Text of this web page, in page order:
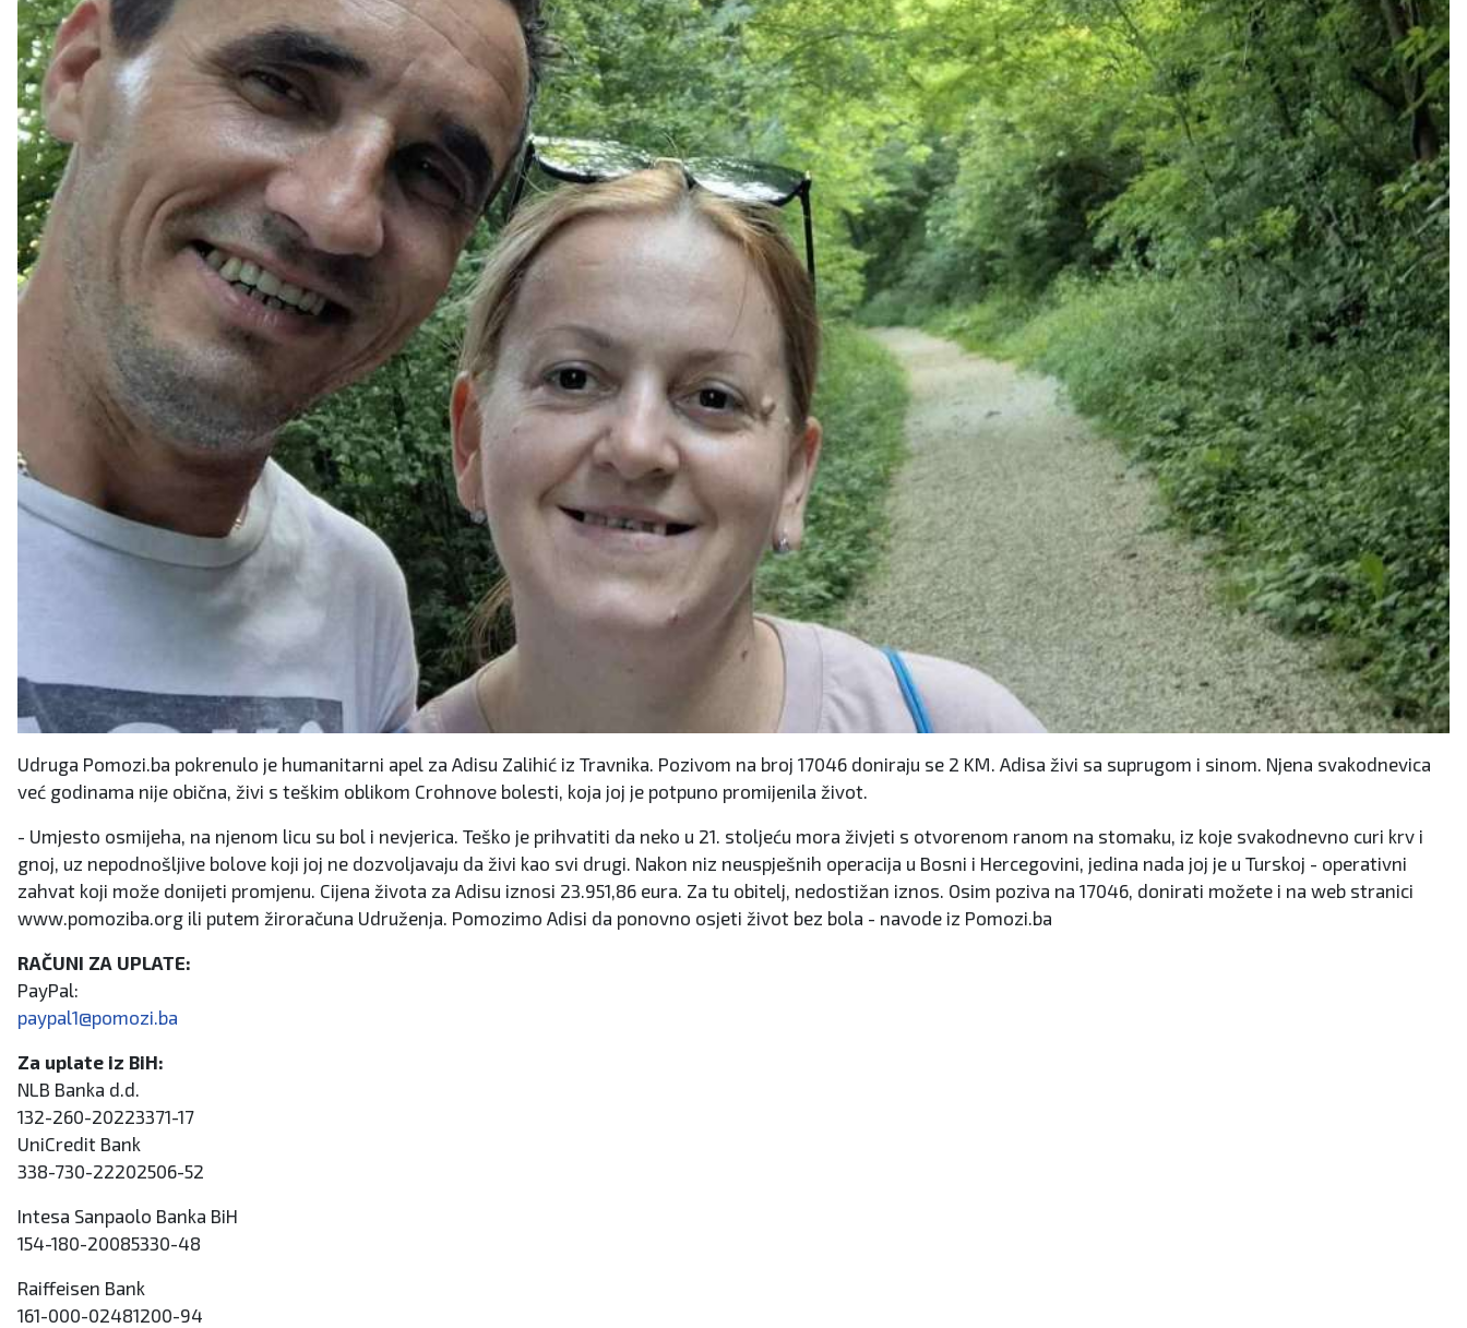
Udruga Pomozi.ba pokrenulo je humanitarni apel za Adisu Zalihić iz Travnika. Pozivom na broj 17046 doniraju se 2 KM. Adisa živi sa suprugom i sinom. Njena svakodnevica
već godinama nije obična, živi s teškim oblikom Crohnove bolesti, koja joj je potpuno promijenila život.
- Umjesto osmijeha, na njenom licu su bol i nevjerica. Teško je prihvatiti da neko u 21. stoljeću mora živjeti s otvorenom ranom na stomaku, iz koje svakodnevno curi krv i
gnoj, uz nepodnošljive bolove koji joj ne dozvoljavaju da živi kao svi drugi. Nakon niz neuspješnih operacija u Bosni i Hercegovini, jedina nada joj je u Turskoj - operativni
zahvat koji može donijeti promjenu. Cijena života za Adisu iznosi 23.951,86 eura. Za tu obitelj, nedostižan iznos. Osim poziva na 17046, donirati možete i na web stranici
www.pomoziba.org ili putem žiroračuna Udruženja. Pomozimo Adisi da ponovno osjeti život bez bola - navode iz Pomozi.ba
RAČUNI ZA UPLATE:
PayPal:
paypal1@pomozi.ba
Za uplate iz BiH:
NLB Banka d.d.
132-260-20223371-17
UniCredit Bank
338-730-22202506-52
Intesa Sanpaolo Banka BiH
154-180-20085330-48
Raiffeisen Bank
161-000-02481200-94